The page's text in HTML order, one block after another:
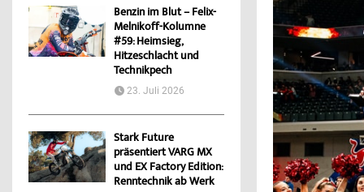
Benzin im Blut – Felix-
Melnikoff-Kolumne
#59: Heimsieg,
Hitzeschlacht und
Technikpech
23. Juli 2026
Stark Future
präsentiert VARG MX
und EX Factory Edition:
Renntechnik ab Werk